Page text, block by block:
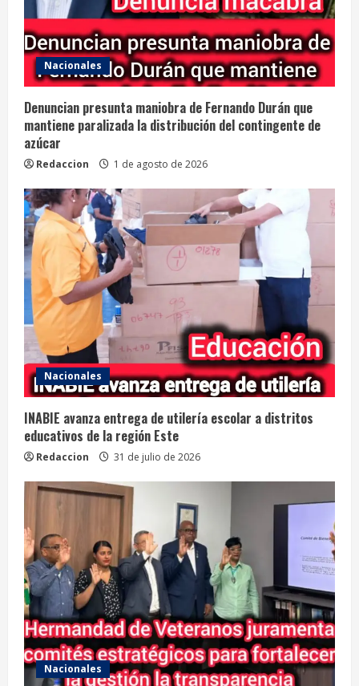
Nacionales
Denuncian presunta maniobra de Fernando Durán que
mantiene paralizada la distribución del contingente de
azúcar
Redaccion 1 de agosto de 2026
Nacionales
INABIE avanza entrega de utilería escolar a distritos
educativos de la región Este
Redaccion 31 de julio de 2026
Nacionales